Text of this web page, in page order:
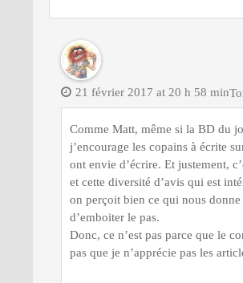
21 février 2017 at 20 h 58 min
Comme Matt, même si la BD du
j’encourage les copains à écrite
ont envie d’écrire. Et justement,
et cette diversité d’avis qui est
on perçoit bien ce qui nous
d’emboiter le pas.
Donc, ce n’est pas parce que le
pas que je n’apprécie pas les